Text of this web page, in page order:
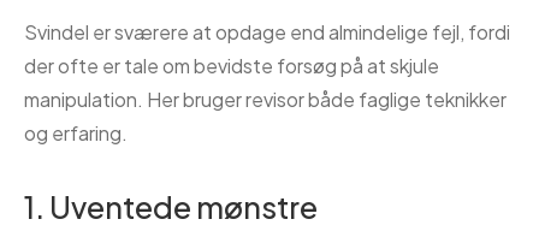
Svindel er sværere at opdage end almindelige fejl, fordi
der ofte er tale om bevidste forsøg på at skjule
manipulation. Her bruger revisor både faglige teknikker
og erfaring.
1. Uventede mønstre